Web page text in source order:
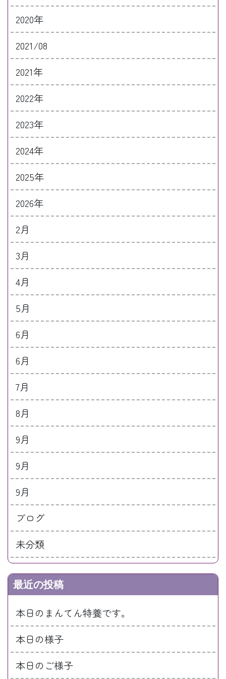
2020年
2021/08
2021年
2022年
2023年
2024年
2025年
2026年
2月
3月
4月
5月
6月
6月
7月
8月
9月
9月
9月
ブログ
未分類
最近の投稿
本日のまんてん特養です。
本日の様子
本日のご様子